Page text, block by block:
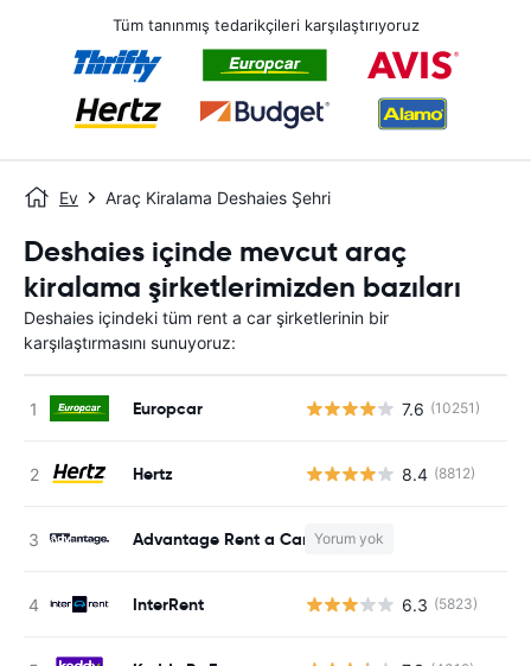
Tüm tanınmış tedarikçileri karşılaştırıyoruz
Ev Araç Kiralama Deshaies Şehri
Deshaies içinde mevcut araç
kiralama şirketlerimizden bazıları
Deshaies içindeki tüm rent a car şirketlerinin bir
karşılaştırmasını sunuyoruz:
Europcar 7.6 (10251)
Hertz 8.4 (8812)
Advantage Rent a Car Yorum yok
InterRent 6.3 (5823)